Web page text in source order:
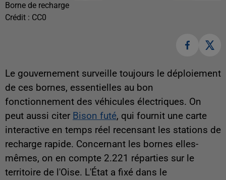
Borne de recharge
Crédit : CC0
Le gouvernement surveille toujours le déploiement
de ces bornes, essentielles au bon
fonctionnement des véhicules électriques. On
peut aussi citer Bison futé, qui fournit une carte
interactive en temps réel recensant les stations de
recharge rapide. Concernant les bornes elles-
mêmes, on en compte 2.221 réparties sur le
territoire de l'Oise. L'État a fixé dans le